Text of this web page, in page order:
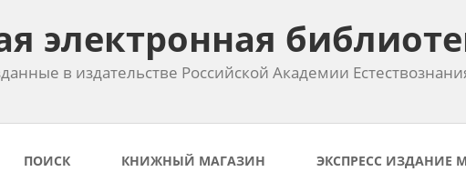
электронная
в издательстве Российской Академии
ПОИСК КНИЖНЫЙ МАГАЗИН ЭКСПРЕСС ИЗДАНИЕ